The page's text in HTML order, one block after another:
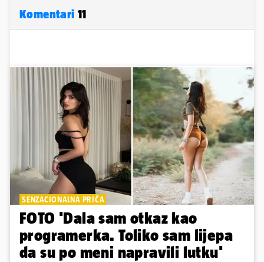
Komentari 11
SENZACIONALNA PRIČA
FOTO 'Dala sam otkaz kao
programerka. Toliko sam lijepa
da su po meni napravili lutku'